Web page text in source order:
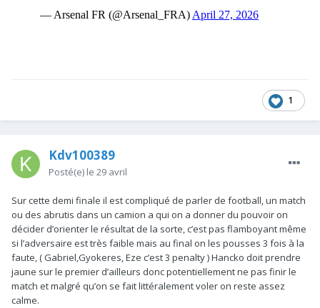
1
Kdv100389
Posté(e) le 29 avril
Sur cette demi finale il est compliqué de parler de football, un match
ou des abrutis dans un camion a qui on a donner du pouvoir on
décider d’orienter le résultat de la sorte, c’est pas flamboyant même
si l’adversaire est très faible mais au final on les pousses 3 fois à la
faute, ( Gabriel,Gyokeres, Eze c’est 3 penalty ) Hancko doit prendre
jaune sur le premier d’ailleurs donc potentiellement ne pas finir le
match et malgré qu’on se fait littéralement voler on reste assez
calme.